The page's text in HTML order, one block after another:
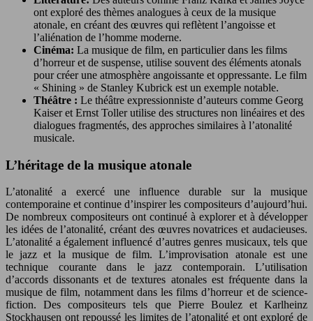
ont exploré des thèmes analogues à ceux de la musique
atonale, en créant des œuvres qui reflètent l’angoisse et
l’aliénation de l’homme moderne.
Cinéma: La musique de film, en particulier dans les films
d’horreur et de suspense, utilise souvent des éléments atonals
pour créer une atmosphère angoissante et oppressante. Le film
« Shining » de Stanley Kubrick est un exemple notable.
Théâtre : Le théâtre expressionniste d’auteurs comme Georg
Kaiser et Ernst Toller utilise des structures non linéaires et des
dialogues fragmentés, des approches similaires à l’atonalité
musicale.
L’héritage de la musique atonale
L’atonalité a exercé une influence durable sur la musique
contemporaine et continue d’inspirer les compositeurs d’aujourd’hui.
De nombreux compositeurs ont continué à explorer et à développer
les idées de l’atonalité, créant des œuvres novatrices et audacieuses.
L’atonalité a également influencé d’autres genres musicaux, tels que
le jazz et la musique de film. L’improvisation atonale est une
technique courante dans le jazz contemporain. L’utilisation
d’accords dissonants et de textures atonales est fréquente dans la
musique de film, notamment dans les films d’horreur et de science-
fiction. Des compositeurs tels que Pierre Boulez et Karlheinz
Stockhausen ont repoussé les limites de l’atonalité et ont exploré de